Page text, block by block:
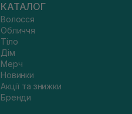
КАТАЛОГ
Волосся
Обличчя
Тіло
Дім
Мерч
Новинки
Акції та знижки
Бренди